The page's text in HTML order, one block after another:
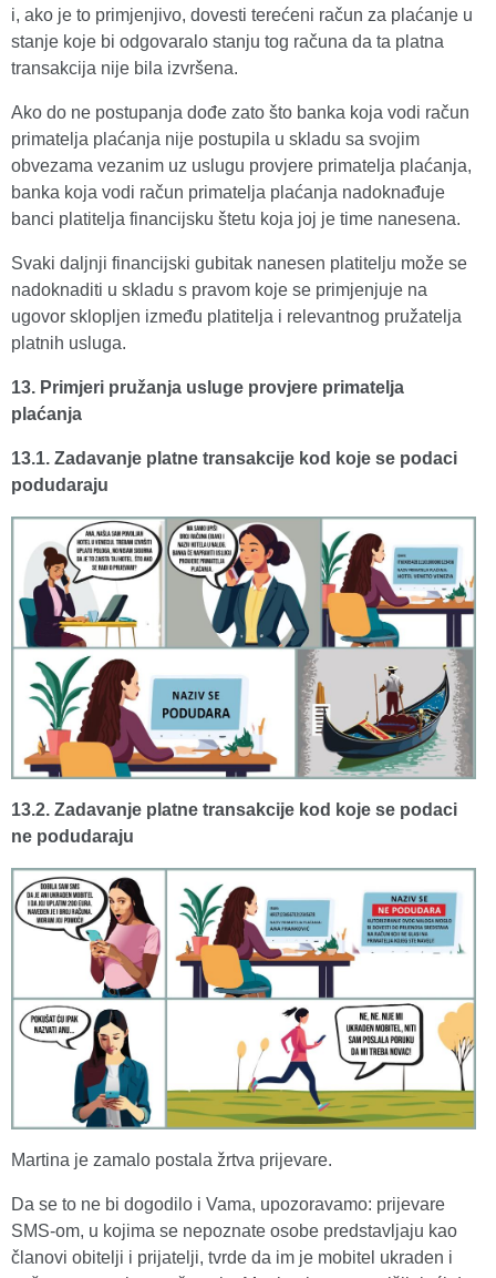
i, ako je to primjenjivo, dovesti terećeni račun za plaćanje u
stanje koje bi odgovaralo stanju tog računa da ta platna
transakcija nije bila izvršena.
Ako do ne postupanja dođe zato što banka koja vodi račun
primatelja plaćanja nije postupila u skladu sa svojim
obvezama vezanim uz uslugu provjere primatelja plaćanja,
banka koja vodi račun primatelja plaćanja nadoknađuje
banci platitelja financijsku štetu koja joj je time nanesena.
Svaki daljnji financijski gubitak nanesen platitelju može se
nadoknaditi u skladu s pravom koje se primjenjuje na
ugovor sklopljen između platitelja i relevantnog pružatelja
platnih usluga.
13. Primjeri pružanja usluge provjere primatelja
plaćanja
13.1. Zadavanje platne transakcije kod koje se podaci
podudaraju
13.2. Zadavanje platne transakcije kod koje se podaci
ne podudaraju
Martina je zamalo postala žrtva prijevare.
Da se to ne bi dogodilo i Vama, upozoravamo: prijevare
SMS-om, u kojima se nepoznate osobe predstavljaju kao
članovi obitelji i prijatelji, tvrde da im je mobitel ukraden i